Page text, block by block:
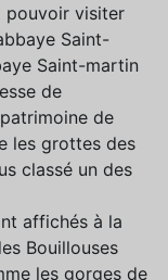
pouvoir visiter
Saint-
Saint-martin
de
de
les grottes des
classé un des
affichés à la
Bouillouses
les gorges de